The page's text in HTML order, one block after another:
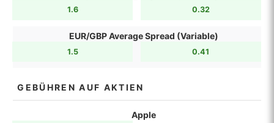
1.6 0.32
EUR/GBP Average Spread (Variable)
1.5 0.41
GEBÜHREN AUF AKTIEN
Apple